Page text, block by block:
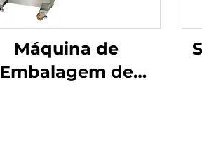
Máquina de
Embalagem de